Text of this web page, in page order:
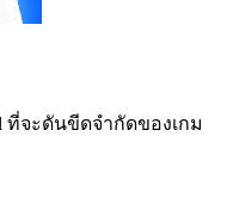
ที่จะดันขีดจำกัดของเกม